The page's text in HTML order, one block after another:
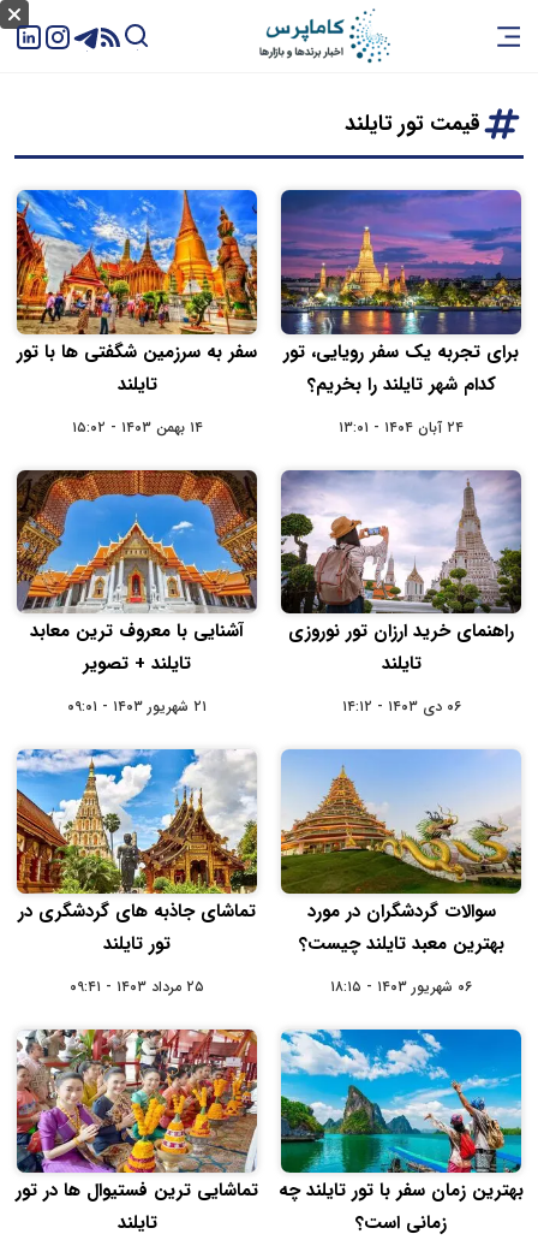
قیمت تور تایلند
برای تجربه یک سفر رویایی، تور
کدام شهر تایلند را بخریم؟
۲۴ آبان ۱۴۰۴ - ۱۳:۰۱
سفر به سرزمین شگفتی‌ ها با تور
تایلند
۱۴ بهمن ۱۴۰۳ - ۱۵:۰۲
راهنمای خرید ارزان تور نوروزی
تایلند
۰۶ دی ۱۴۰۳ - ۱۴:۱۲
آشنایی با معروف ترین معابد
تایلند + تصویر
۲۱ شهریور ۱۴۰۳ - ۰۹:۰۱
سوالات گردشگران در مورد
بهترین معبد تایلند چیست؟
۰۶ شهریور ۱۴۰۳ - ۱۸:۱۵
تماشای جاذبه های گردشگری در
تور تایلند
۲۵ مرداد ۱۴۰۳ - ۰۹:۴۱
بهترین زمان سفر با تور تایلند چه
زمانی است؟
تماشایی ترین فستیوال‌ ها در تور
تایلند